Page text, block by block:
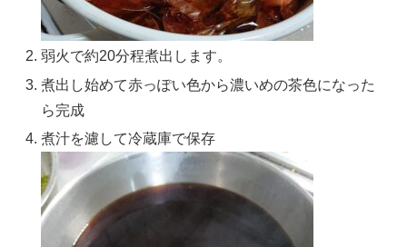
弱火で約20分程煮出します。
煮出し始めて赤っぽい色から濃いめの茶色になった
ら完成
煮汁を濾して冷蔵庫で保存